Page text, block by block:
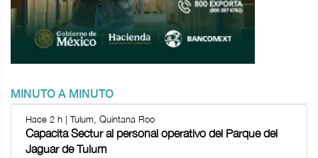
MINUTO A MINUTO
Hace 2 h | Tulum, Quintana Roo
Capacita Sectur al personal operativo del Parque del
Jaguar de Tulum